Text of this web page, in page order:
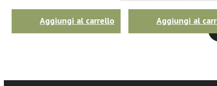
Aggiungi al carrello Aggiungi al